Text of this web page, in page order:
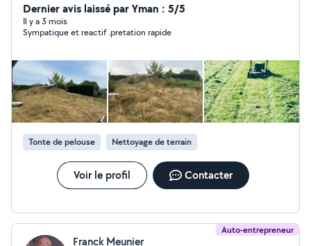
pas à faire vos demandes Réponse rapide Délais rapide
Travail soigné Dans un tout autre registre,je suis
également coach sportif (renforcement
Dernier avis laissé par Yman : 5/5
Il y a 3 mois
Sympatique et reactif .pretation rapide
Tonte de pelouse Nettoyage de terrain
Voir le profil Contacter
Auto-entrepreneur
Franck Meunier